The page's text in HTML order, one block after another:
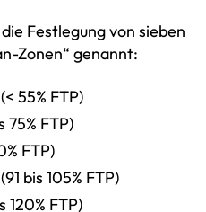
Festlegung von sieben
Zonen“ genannt:
55% FTP)
75% FTP)
FTP)
bis 105% FTP)
120% FTP)